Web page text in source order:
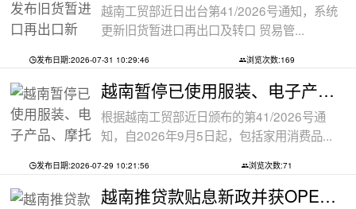
越南工贸部近日出台第41/2026号通知，系统
更新旧货暂进口再出口及转口 贸易管...
发布日期:2026-07-31 10:29:46 浏览次数:169
越南暂停已使用服装、电子产品、摩托车
根据越南工贸部近日颁布的第41/2026号通
知，自2026年9月5日起，包括家用消费品...
发布日期:2026-07-29 10:21:56 浏览次数:71
越南推贷款贴息新政并获OPEC基金5000万美